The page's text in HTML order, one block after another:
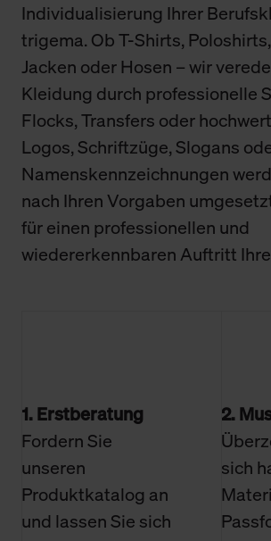
Individualisierung Ihrer
trigema. Ob T-Shirts,
Jacken oder Hosen – wir
Kleidung durch professionelle
Flocks, Transfers oder
Logos, Schriftzüge, Slogans
Namenskennzeichnungen
nach Ihren Vorgaben
für einen professionellen und
wiedererkennbaren Auftritt
1. Erstberatung
Fordern Sie
unseren
Produktkatalog an
und lassen Sie sich
2.
sich